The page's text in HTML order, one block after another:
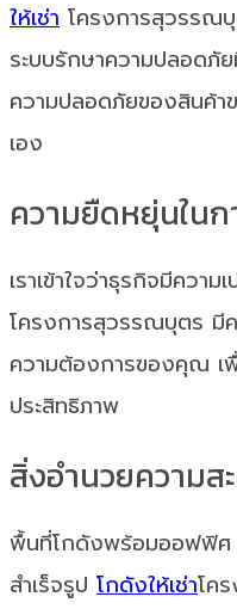
ให้เช่า โครงการสุวรรณ
ระบบรักษาความปลอดภั
ความปลอดภัยของสินค้า
เอง
ความยืดหยุ่นใน
เราเข้าใจว่าธุรกิจมีความ
โครงการสุวรรณบุตร มี
ความต้องการของคุณ เพื่
ประสิทธิภาพ
สิ่งอำนวยความส
พื้นที่โกดังพร้อมออฟฟิ
สำเร็จรูป โกดังให้เช่าโค